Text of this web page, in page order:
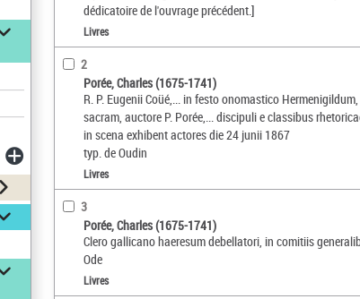
dédicatoire de l'ouvrage précédent.]
Livres
2
Porée, Charles (1675-1741)
R. P. Eugenii Coüé,... in festo onomastico
sacram, auctore P. Porée,... discipuli e classibus
in scena exhibent actores die 24 junii 1867
typ. de Oudin
Livres
3
Porée, Charles (1675-1741)
Clero gallicano haeresum debellatori, in comitiis
Ode
Livres